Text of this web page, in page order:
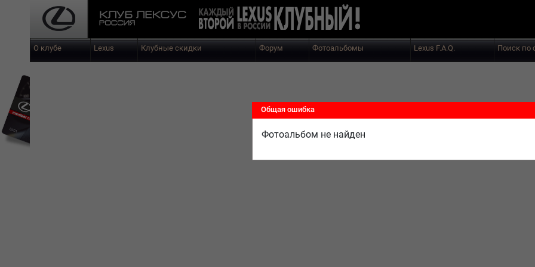
О клубе Lexus Клубные скидки Форум Фотоальбомы Lexus F.A.Q. Поиск по
Общая ошибка
Фотоальбом не найден